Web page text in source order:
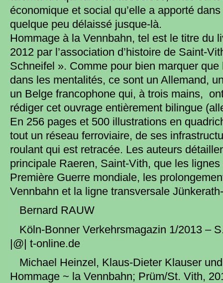
économique et social qu’elle a apporté
quelque peu délaissé jusque-là.
Hommage à la Vennbahn, tel est le titre du
2012 par l’association d’histoire de Saint-
Schneifel ». Comme pour bien marquer que
dans les mentalités, ce sont un Allemand,
un Belge francophone qui, à trois mains,
rédiger cet ouvrage entièrement bilingue
En 256 pages et 500 illustrations en
tout un réseau ferroviaire, de ses
roulant qui est retracée. Les auteurs
principale Raeren, Saint-Vith, que les
Première Guerre mondiale, les
Vennbahn et la ligne transversale
Bernard RAUW
Köln-Bonner Verkehrsmagazin 1/2013 –
|@| t-online.de
Michael Heinzel, Klaus-Dieter Klauser
Hommage ~ la Vennbahn; Prüm/St. Vith,